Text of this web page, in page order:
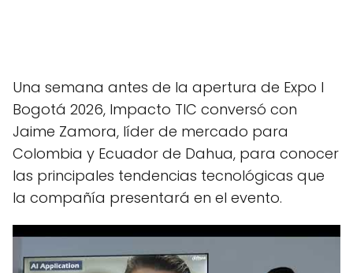
Una semana antes de la apertura de Expo I
Bogotá 2026, Impacto TIC conversó con
Jaime Zamora, líder de mercado para
Colombia y Ecuador de Dahua, para conocer
las principales tendencias tecnológicas que
la compañía presentará en el evento.